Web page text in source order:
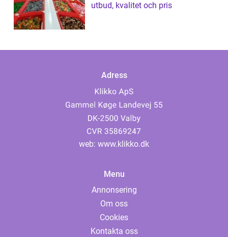
utbud, kvalitet och pris
Adress
web: www.klikko.dk
Menu
Annonsering
Om oss
Cookies
Kontakta oss